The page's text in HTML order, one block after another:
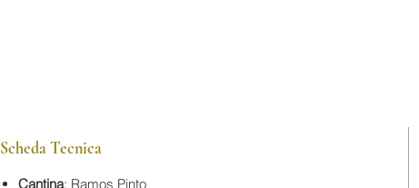
Scheda Tecnica
Cantina: Ramos Pinto